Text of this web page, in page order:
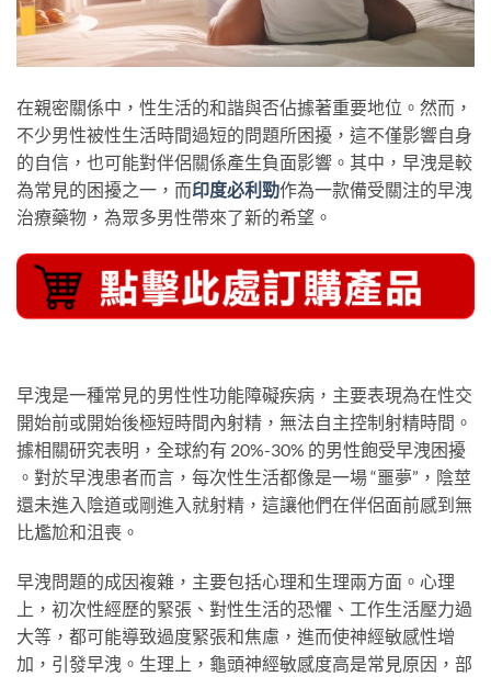
在親密關係中，性生活的和諧與否佔據著重要地位。然而，
不少男性被性生活時間過短的問題所困擾，這不僅影響自身
的自信，也可能對伴侶關係產生負面影響。其中，早洩是較
為常見的困擾之一，而印度必利勁作為一款備受關注的早洩
治療藥物，為眾多男性帶來了新的希望。
早洩是一種常見的男性性功能障礙疾病，主要表現為在性交
開始前或開始後極短時間內射精，無法自主控制射精時間。
據相關研究表明，全球約有 20%-30% 的男性飽受早洩困擾
。對於早洩患者而言，每次性生活都像是一場 “噩夢”，陰莖
還未進入陰道或剛進入就射精，這讓他們在伴侶面前感到無
比尷尬和沮喪。
早洩問題的成因複雜，主要包括心理和生理兩方面。心理
上，初次性經歷的緊張、對性生活的恐懼、工作生活壓力過
大等，都可能導致過度緊張和焦慮，進而使神經敏感性增
加，引發早洩。生理上，龜頭神經敏感度高是常見原因，部